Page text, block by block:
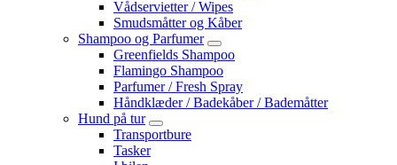
Vådservietter / Wipes
Smudsmåtter og Kåber
Shampoo og Parfumer
Greenfields Shampoo
Flamingo Shampoo
Parfumer / Fresh Spray
Håndklæder / Badekåber / Bademåtter
Hund på tur
Transportbure
Tasker